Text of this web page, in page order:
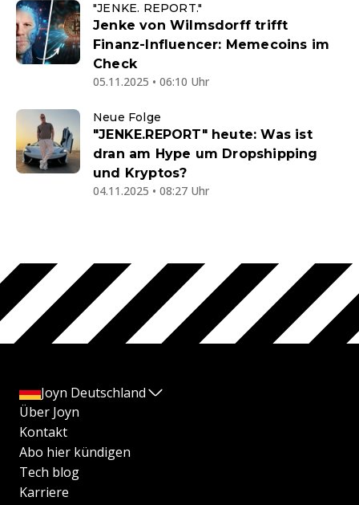
"JENKE. REPORT."
Jenke von Wilmsdorff trifft
Finanz-Influencer: Memecoins im
Check
05.11.2025 • 06:10 Uhr
Neue Folge
"JENKE.REPORT" heute: Was ist
dran am Hype um Dropshipping
und Kryptos?
04.11.2025 • 08:27 Uhr
Joyn Deutschland
Über Joyn
Kontakt
Abo hier kündigen
Tech blog
Karriere